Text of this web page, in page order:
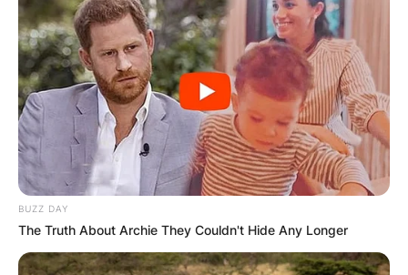
4. „Секогаш испорачувајте го она што им
го ветувате на клиентите“, е клучен
BUZZ DAY
The Truth About Archie They Couldn't Hide Any Longer